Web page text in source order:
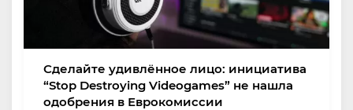
Сделайте удивлённое лицо: инициатива
“Stop Destroying Videogames” не нашла
одобрения в Еврокомиссии